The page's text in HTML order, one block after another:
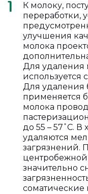
К молоку,
переработки,
улучшения
молока
Для удаления
используется сепаратор - молокоочиститель.
Для удаления
применяется
молока
до 55 – 57 ̊ С.
удаляются
загрязнений.
значительно